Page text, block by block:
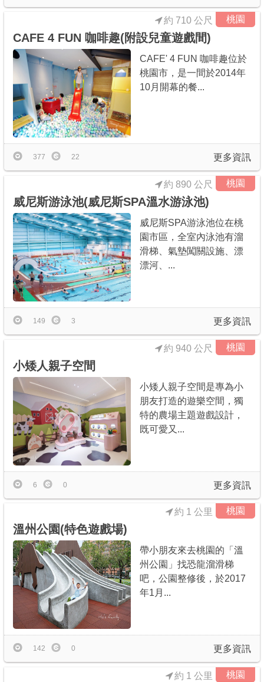
桃園
約 710 公尺
CAFE 4 FUN 咖啡趣(附設兒童遊戲間)
CAFE' 4 FUN 咖啡趣位於
桃園市，是一間於2014年
10月開幕的餐...
更多資訊
377 22
桃園
約 890 公尺
威尼斯游泳池(威尼斯SPA溫水游泳池)
威尼斯SPA游泳池位在桃
園市區，全室內泳池有溜
滑梯、氣墊闖關設施、漂
漂河、...
更多資訊
149 3
桃園
約 940 公尺
小矮人親子空間
小矮人親子空間是專為小
朋友打造的遊樂空間，獨
特的農場主題遊戲設計，
既可愛又...
更多資訊
6 0
桃園
約 1 公里
溫州公園(特色遊戲場)
帶小朋友來去桃園的「溫
州公園」找恐龍溜滑梯
吧，公園整修後，於2017
年1月...
更多資訊
142 0
桃園
約 1 公里